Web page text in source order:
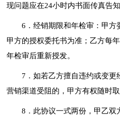
现问题应在24小时内书面传真告
6．经销期限和年检审：甲方
甲方的授权委托书为准；乙方每
年检审后重新授发。
7．如若乙方擅自违约或变
营销渠道受阻的，甲方有权随时
8．此协议一式两份，甲乙双